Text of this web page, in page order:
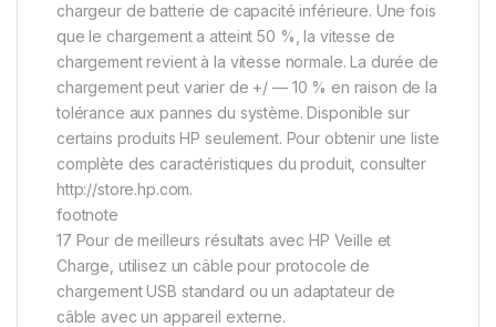
chargeur de batterie de capacité inférieure. Une fois
que le chargement a atteint 50 %, la vitesse de
chargement revient à la vitesse normale. La durée de
chargement peut varier de +/ — 10 % en raison de la
tolérance aux pannes du système. Disponible sur
certains produits HP seulement. Pour obtenir une liste
complète des caractéristiques du produit, consulter
http://store.hp.com.
footnote
17 Pour de meilleurs résultats avec HP Veille et
Charge, utilisez un câble pour protocole de
chargement USB standard ou un adaptateur de
câble avec un appareil externe.